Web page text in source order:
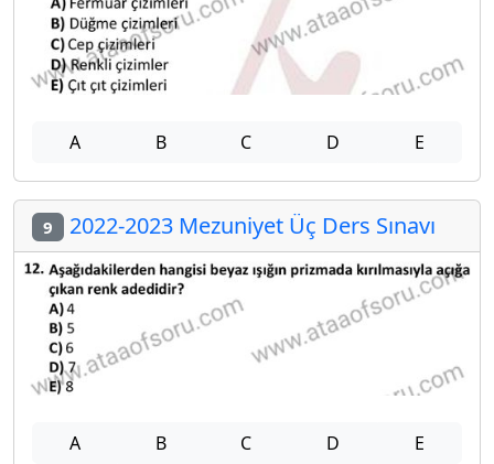
A B C D E
9 2022-2023 Mezuniyet Üç Ders Sınavı
A B C D E